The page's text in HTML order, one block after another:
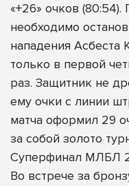
«+26» очков
необходимо
нападения Асбеста
только в первой
раз. Защитник не
ему очки с линии
матча оформил 29
за собой золото
Суперфинал МЛБЛ
Во встрече за